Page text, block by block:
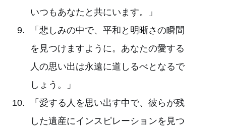
いつもあなたと共にいます。」
「悲しみの中で、平和と明晰さの瞬間
を見つけますように。あなたの愛する
人の思い出は永遠に道しるべとなるで
しょう。」
「愛する人を思い出す中で、彼らが残
した遺産にインスピレーションを見つ